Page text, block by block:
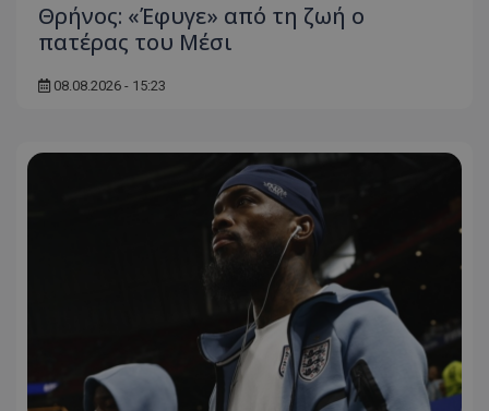
Θρήνος: «Έφυγε» από τη ζωή ο
πατέρας του Μέσι
08.08.2026 - 15:23